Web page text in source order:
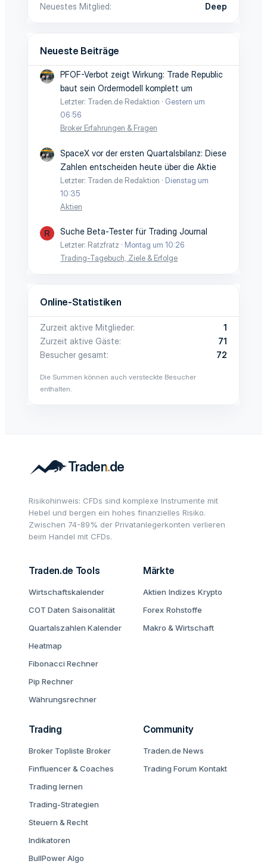
Neuestes Mitglied
Deep
Neueste Beiträge
PFOF-Verbot zeigt Wirkung: Trade Republic
baut sein Ordermodell komplett um
Letzter: Traden.de Redaktion
Gestern um
06:56
Broker Erfahrungen & Fragen
SpaceX vor der ersten Quartalsbilanz: Diese
Zahlen entscheiden heute über die Aktie
Letzter: Traden.de Redaktion
Dienstag um
10:35
Aktien
R Suche Beta-Tester für Trading Journal
Letzter: Ratzfratz
Montag um 10:26
Trading-Tagebuch, Ziele & Erfolge
Online-Statistiken
Zurzeit aktive Mitglieder
1
Zurzeit aktive Gäste
71
Besucher gesamt
72
Die Summen können auch versteckte Besucher
enthalten.
Risikohinweis: CFDs sind komplexe Instrumente mit
Hebel und bergen ein hohes finanzielles Risiko.
Zwischen 74-89% der Privatanlegerkonten verlieren
beim Handel mit CFDs.
Traden.de Tools
Wirtschaftskalender
COT Daten Saisonalität
Quartalszahlen Kalender
Heatmap
Fibonacci Rechner
Pip Rechner
Währungsrechner
Märkte
Aktien Indizes Krypto
Forex Rohstoffe
Makro & Wirtschaft
Trading
Broker Topliste Broker
Finfluencer & Coaches
Trading lernen
Trading-Strategien
Steuern & Recht
Indikatoren
BullPower Algo
Community
Traden.de News
Trading Forum Kontakt